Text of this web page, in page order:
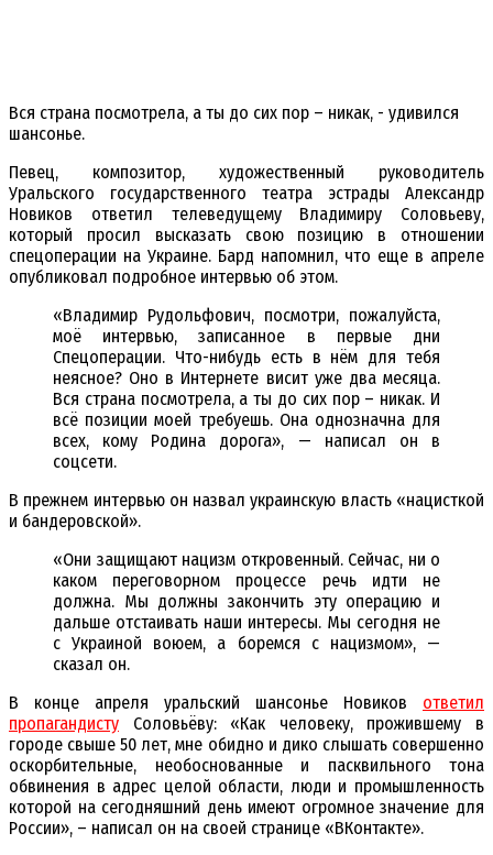
Вся страна посмотрела, а ты до сих пор – никак, - удивился
шансонье.
Певец, композитор, художественный руководитель
Уральского государственного театра эстрады Александр
Новиков ответил телеведущему Владимиру Соловьеву,
который просил высказать свою позицию в отношении
спецоперации на Украине. Бард напомнил, что еще в апреле
опубликовал подробное интервью об этом.
«Владимир Рудольфович, посмотри, пожалуйста,
моё интервью, записанное в первые дни
Спецоперации. Что-нибудь есть в нём для тебя
неясное? Оно в Интернете висит уже два месяца.
Вся страна посмотрела, а ты до сих пор – никак. И
всё позиции моей требуешь. Она однозначна для
всех, кому Родина дорога», — написал он в
соцсети.
В прежнем интервью он назвал украинскую власть «нацисткой
и бандеровской».
«Они защищают нацизм откровенный. Сейчас, ни о
каком переговорном процессе речь идти не
должна. Мы должны закончить эту операцию и
дальше отстаивать наши интересы. Мы сегодня не
с Украиной воюем, а боремся с нацизмом», —
сказал он.
В конце апреля уральский шансонье Новиков ответил
пропагандисту Соловьёву: «Как человеку, прожившему в
городе свыше 50 лет, мне обидно и дико слышать совершенно
оскорбительные, необоснованные и пасквильного тона
обвинения в адрес целой области, люди и промышленность
которой на сегодняшний день имеют огромное значение для
России», – написал он на своей странице «ВКонтакте».